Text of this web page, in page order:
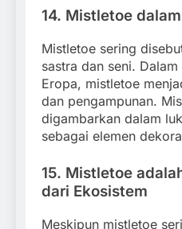
14. Mistletoe
Mistletoe sering
sastra dan seni.
Eropa, mistletoe
dan pengampunan.
digambarkan dalam
sebagai elemen
15. Mistletoe
dari Ekosistem
Meskipun mistletoe